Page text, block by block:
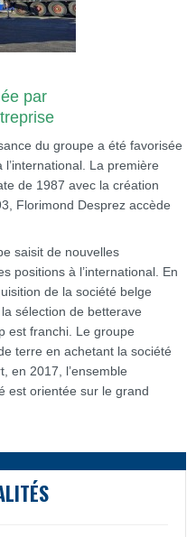
par
du groupe a été favorisée
La première
de 1987 avec la création
Florimond Desprez accède
saisit de nouvelles
positions à l’international. En
de la société belge
sélection de betterave
est franchi. Le groupe
terre en achetant la société
en 2017, l’ensemble
est orientée sur le grand